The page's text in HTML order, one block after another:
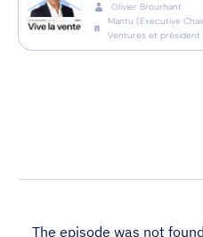
Olivier Brourhant
Mantu (Executive
Ventures et président